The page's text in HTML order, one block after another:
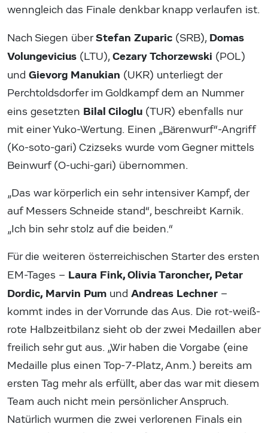
wenngleich das Finale denkbar knapp verlaufen ist.
Nach Siegen überStefan Zuparic (SRB), Domas
Volungevicius (LTU), Cezary Tchorzewski (POL)
und Gievorg Manukian (UKR) unterliegt der
Perchtoldsdorfer im Goldkampf dem an Nummer
eins gesetzten Bilal Ciloglu (TUR) ebenfalls nur
mit einer Yuko-Wertung. Einen „Bärenwurf“-Angriff
(Ko-soto-gari) Czizseks wurde vom Gegner mittels
Beinwurf (O-uchi-gari) übernommen.
„Das war körperlich ein sehr intensiver Kampf, der
auf Messers Schneide stand“, beschreibt Karnik.
„Ich bin sehr stolz auf die beiden.“
Für die weiteren österreichischen Starter des ersten
EM-Tages – Laura Fink, Olivia Taroncher, Petar
Dordic, Marvin Pum und Andreas Lechner –
kommt indes in der Vorrunde das Aus. Die rot-weiß-
rote Halbzeitbilanz sieht ob der zwei Medaillen aber
freilich sehr gut aus. „Wir haben die Vorgabe (eine
Medaille plus einen Top-7-Platz, Anm.) bereits am
ersten Tag mehr als erfüllt, aber das war mit diesem
Team auch nicht mein persönlicher Anspruch.
Natürlich wurmen die zwei verlorenen Finals ein